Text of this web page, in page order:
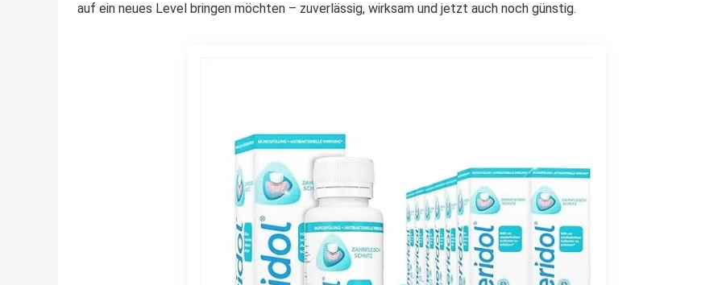
auf ein neues Level bringen möchten – zuverlässig, wirksam und jetzt auch noch günstig.